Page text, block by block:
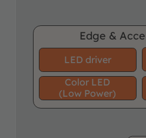
Edge &
Color LED
(Low Power)
LED driver